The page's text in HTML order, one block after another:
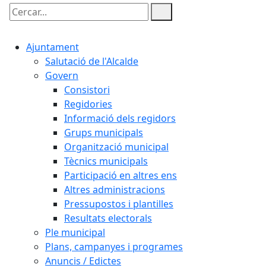
Cercar:
Ajuntament
Salutació de l'Alcalde
Govern
Consistori
Regidories
Informació dels regidors
Grups municipals
Organització municipal
Tècnics municipals
Participació en altres ens
Altres administracions
Pressupostos i plantilles
Resultats electorals
Ple municipal
Plans, campanyes i programes
Anuncis / Edictes